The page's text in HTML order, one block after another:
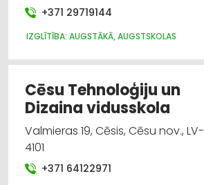
Reklāma
Bērnudārzi, bērnu pieskatīšana
+371 29719144
IZGLĪTĪBA: AUGSTĀKĀ, AUGSTSKOLAS
Cēsu Tehnoloģiju un
Dizaina vidusskola
Valmieras 19, Cēsis, Cēsu nov., LV-
4101
+371 64122971